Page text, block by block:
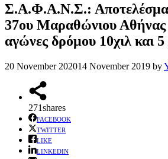
Σ.Α.Φ.Α.Ν.Σ.:
37ου Μαραθώνιου Αθήνας
αγώνες δρόμου 10χιλ και 5
20 November 202014 November 2019 by
271shares
FACEBOOK
TWITTER
LIKE
LINKEDIN